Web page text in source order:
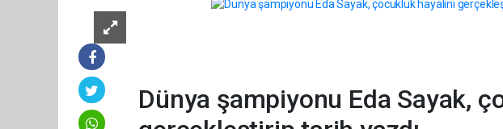
Dünya şampiyonu Eda Sayak,